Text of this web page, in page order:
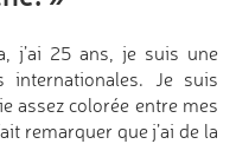
j’ai 25 ans, je suis une
internationales. Je suis
assez colorée entre mes
remarquer que j’ai de la